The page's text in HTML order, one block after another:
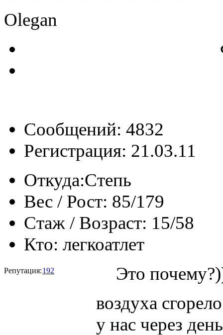
Olegan
Сообщений: 4832
Регистрация: 21.03.11
Откуда:Степь
Вес / Рост: 85/179
Стаж / Возраст: 15/58
Кто: легкоатлет
Репутация:192
Это
воздуха
у нас через